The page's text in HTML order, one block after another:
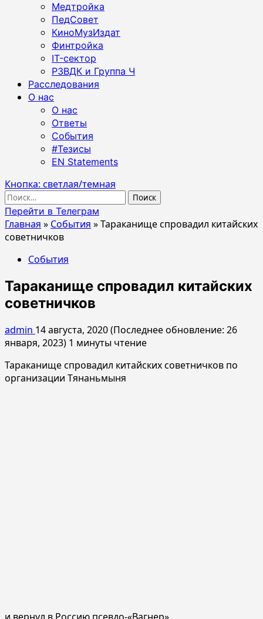
Медтройка
ПедСовет
КиноМузИздат
Финтройка
IT-сектор
РЗВДК и Группа Ч
Расследования
О нас
О нас
Ответы
События
#Тезисы
EN Statements
Кнопка: светлая/темная
Найти:
Перейти в Телеграм
Главная » События »Тараканище спровадил китайских
советничков
События
Тараканище спровадил китайских
советничков
admin 14 августа, 2020 (Последнее обновление: 26
января, 2023) 1 минуты чтение
Тараканище спровадил китайских советничков по
организации Тянаньмыня